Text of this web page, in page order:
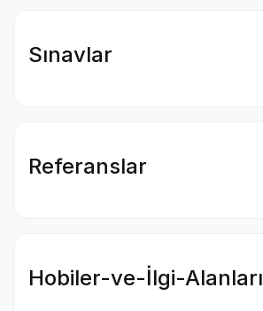
Sınavlar
Referanslar
Hobiler-ve-İlgi-Alanları